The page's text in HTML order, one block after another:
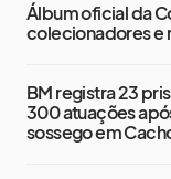
Álbum oficial da
colecionadores e
BM registra 23
300 atuações
sossego em